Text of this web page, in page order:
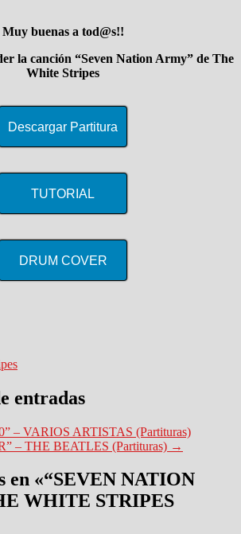
Muy buenas a tod@s!!
la canción “Seven Nation Army” de The
White Stripes
Descargar Partitura
TUTORIAL
DRUM COVER
entradas
– VARIOS ARTISTAS (Partituras)
– THE BEATLES (Partituras) →
en «“SEVEN NATION
WHITE STRIPES